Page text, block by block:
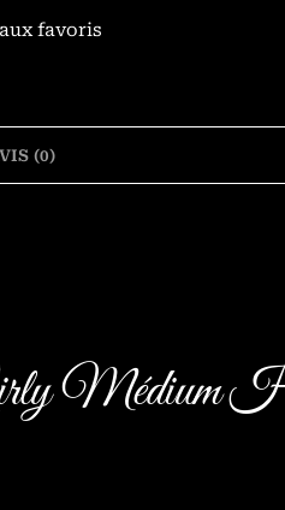
favoris
(0)
Girly Médium